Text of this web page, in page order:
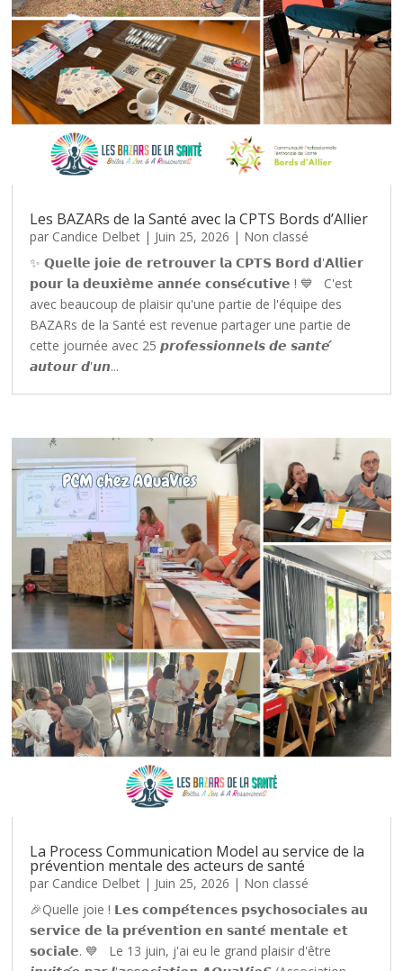
Les BAZARs de la Santé avec la CPTS Bords d’Allier
par Candice Delbet | Juin 25, 2026 | Non classé
✨ 𝗤𝘂𝗲𝗹𝗹𝗲 𝗷𝗼𝗶𝗲 𝗱𝗲 𝗿𝗲𝘁𝗿𝗼𝘂𝘃𝗲𝗿 𝗹𝗮 𝗖𝗣𝗧𝗦 𝗕𝗼𝗿𝗱 𝗱'𝗔𝗹𝗹𝗶𝗲𝗿
𝗽𝗼𝘂𝗿 𝗹𝗮 𝗱𝗲𝘂𝘅𝗶𝗲̀𝗺𝗲 𝗮𝗻𝗻𝗲́𝗲 𝗰𝗼𝗻𝘀𝗲́𝗰𝘂𝘁𝗶𝘃𝗲 ! 💙 C'est
avec beaucoup de plaisir qu'une partie de l'équipe des
BAZARs de la Santé est revenue partager une partie de
cette journée avec 25 𝙥𝙧𝙤𝙛𝙚𝙨𝙨𝙞𝙤𝙣𝙣𝙚𝙡𝙨 𝙙𝙚 𝙨𝙖𝙣𝙩𝙚́
𝙖𝙪𝙩𝙤𝙪𝙧 𝙙'𝙪𝙣...
La Process Communication Model au service de la
prévention mentale des acteurs de santé
par Candice Delbet | Juin 25, 2026 | Non classé
🎉Quelle joie ! 𝗟𝗲𝘀 𝗰𝗼𝗺𝗽𝗲́𝘁𝗲𝗻𝗰𝗲𝘀 𝗽𝘀𝘆𝗰𝗵𝗼𝘀𝗼𝗰𝗶𝗮𝗹𝗲𝘀 𝗮𝘂
𝘀𝗲𝗿𝘃𝗶𝗰𝗲 𝗱𝗲 𝗹𝗮 𝗽𝗿𝗲́𝘃𝗲𝗻𝘁𝗶𝗼𝗻 𝗲𝗻 𝘀𝗮𝗻𝘁𝗲́ 𝗺𝗲𝗻𝘁𝗮𝗹𝗲 𝗲𝘁
𝘀𝗼𝗰𝗶𝗮𝗹𝗲. 💙 Le 13 juin, j'ai eu le grand plaisir d'être